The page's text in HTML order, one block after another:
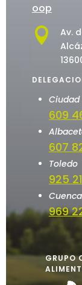
oop

Av.
Ciudad
609
607
Toledo
925
Cuenca
969
GRUPO